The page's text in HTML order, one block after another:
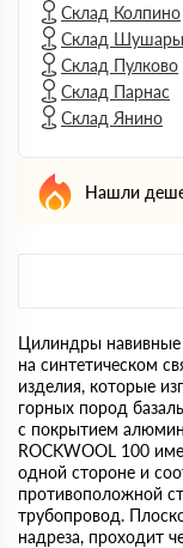
Склад Колпино
Склад Шушары
Склад Пулково
Склад Парнас
Склад Янино
Нашли
Цилиндры навивные
на синтетическом
изделия, которые
горных пород
с покрытием
ROCKWOOL 100
одной стороне и
противоположной
трубопровод.
надреза, проходит